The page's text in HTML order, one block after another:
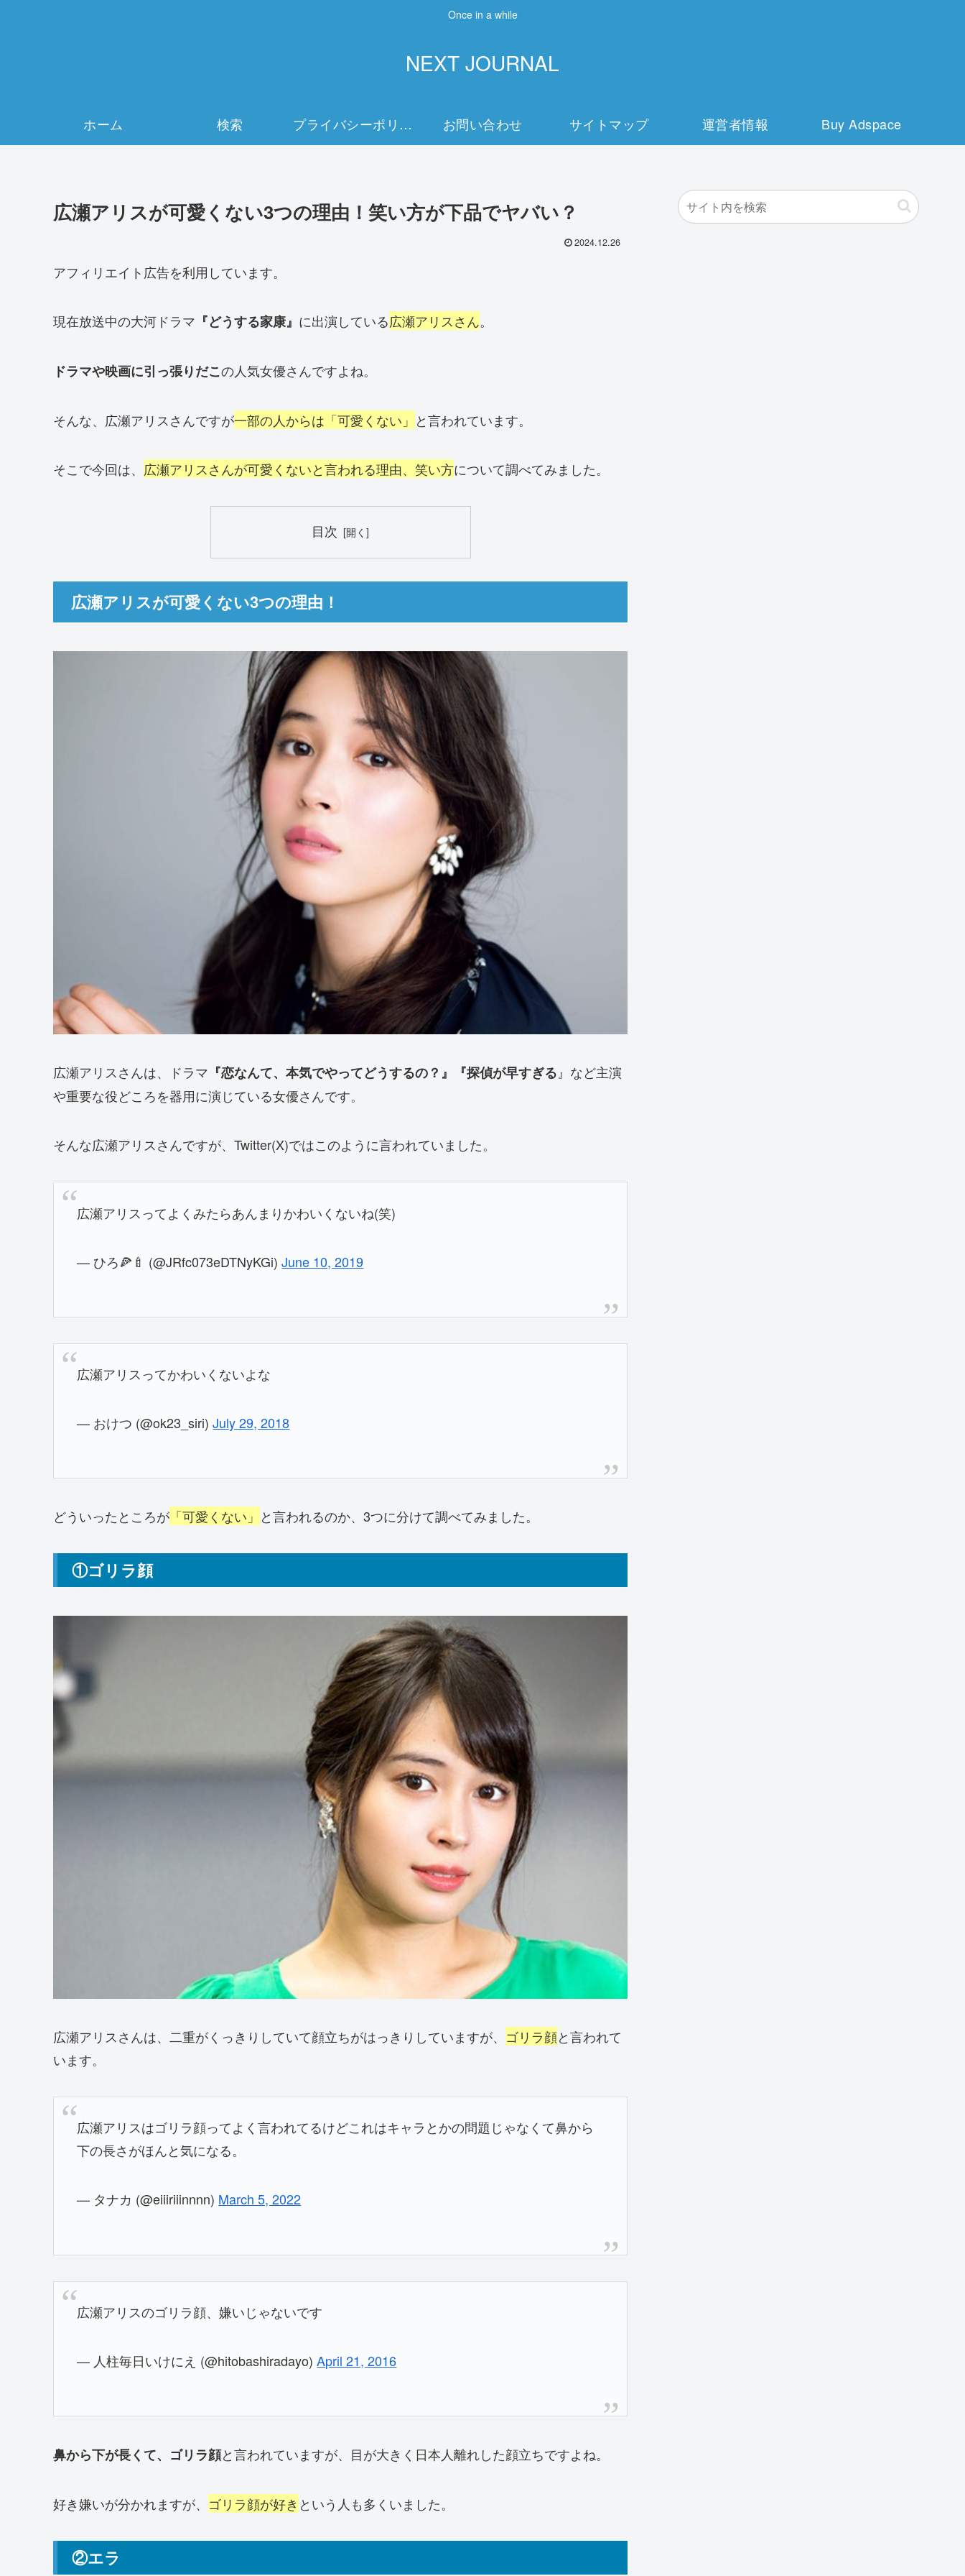
Once in a while
NEXT JOURNAL
ホーム 検索 プライバシーポリシー お問い合わせ サイトマップ 運営者情報 Buy Adspace
広瀬アリスが可愛くない3つの理由！笑い方が下品でヤバい？
2024.12.26
アフィリエイト広告を利用しています。
現在放送中の大河ドラマ 『どうする家康』 に出演している広瀬アリスさん。
ドラマや映画に引っ張りだこの人気女優さんですよね。
そんな、広瀬アリスさんですが一部の人からは「可愛くない」 と言われています。
そこで今回は、 広瀬アリスさんが可愛くないと言われる理由、笑い方について調べてみました。
目次
広瀬アリスが可愛くない3つの理由！
広瀬アリスさんは、ドラマ 『恋なんて、本気でやってどうするの？』『探偵が早すぎる』など主演
や重要な役どころを器用に演じている女優さんです。
そんな広瀬アリスさんですが、Twitter(X)ではこのように言われていました。
広瀬アリスってよくみたらあんまりかわいくないね(笑)
— ひろ🍕🍼 (@JRfc073eDTNyKGi)June 10, 2019
広瀬アリスってかわいくないよな
— おけつ (@ok23_siri)July 29, 2018
どういったところが 「可愛くない」 と言われるのか、3つに分けて調べてみました。
①ゴリラ顔
広瀬アリスさんは、二重がくっきりしていて顔立ちがはっきりしていますが、 ゴリラ顔と言われて
います。
広瀬アリスはゴリラ顔ってよく言われてるけどこれはキャラとかの問題じゃなくて鼻から
下の長さがほんと気になる。
— タナカ (@eiiiriiinnnn) March 5, 2022
広瀬アリスのゴリラ顔、嫌いじゃないです
— 人柱毎日いけにえ (@hitobashiradayo)April 21, 2016
鼻から下が長くて、ゴリラ顔と言われていますが、目が大きく日本人離れした顔立ちですよね。
好き嫌いが分かれますが、 ゴリラ顔が好き という人も多くいました。
②エラ